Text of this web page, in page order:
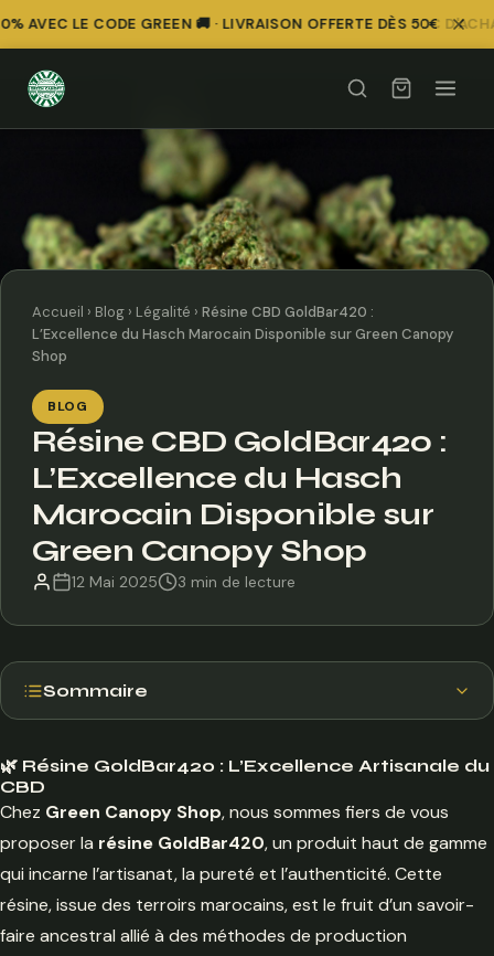
AVEC LE CODE GREEN 🚚 · LIVRAISON OFFERTE DÈS 50€
Accueil › Blog › Légalité › Résine CBD GoldBar420 :
L’Excellence du Hasch Marocain Disponible sur Green Canopy
Shop
BLOG
Résine CBD GoldBar420 :
L’Excellence du Hasch
Marocain Disponible sur
Green Canopy Shop
12 Mai 2025 3 min de lecture
Sommaire
🌱 Origine et Terroir : Un Héritage d'Excellence
🧪 Processus de Fabrication : Artisanat et Innovation
🌸 Profil Aromatique : Une Palette Sensorielle Unique
💆 Bienfaits du CBD : Relaxation et Bien-être
🛒 Pourquoi Choisir GoldBar420 sur Green Canopy
🌿 Résine GoldBar420 : L’Excellence Artisanale du
CBD
Chez Green Canopy Shop, nous sommes fiers de vous
proposer la résine GoldBar420, un produit haut de gamme
qui incarne l’artisanat, la pureté et l’authenticité. Cette
résine, issue des terroirs marocains, est le fruit d’un savoir-
faire ancestral allié à des méthodes de production